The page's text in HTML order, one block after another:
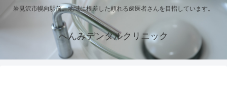
岩見沢市幌向駅前。地域に根差した頼れる歯医者さんを目指しています。
へんみデンタルクリニック